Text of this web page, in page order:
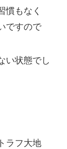
慣もなく
ですので
い状態でし
ラフ大地